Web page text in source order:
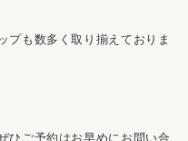
プも数多く取り揃えておりま
ひご予約はお早めに お問い合